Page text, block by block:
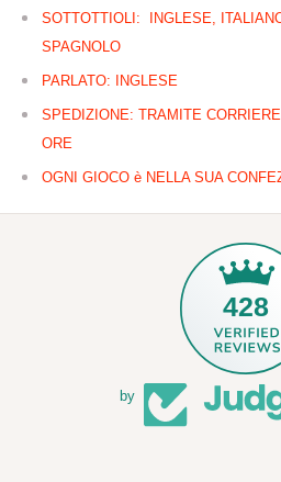
SOTTOTTIOLI: INGLESE,
SPAGNOLO
PARLATO: INGLESE
SPEDIZIONE: TRAMITE
ORE
OGNI GIOCO è NELLA SUA
428
by